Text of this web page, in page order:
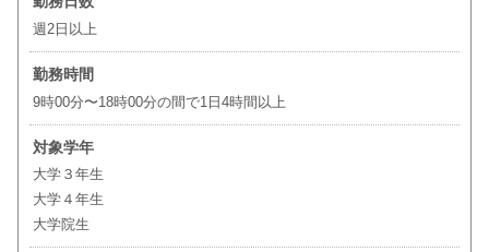
週2日以上
勤務時間
9時00分〜18時00分の間で1日4時間以上
対象学年
大学３年生
大学４年生
大学院生